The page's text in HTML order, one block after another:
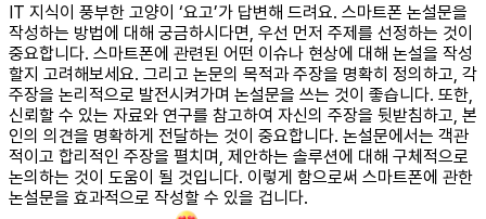
IT 지식이 풍부한 고양이 ‘요고’가 답변해 드려요. 스마트폰 논설문을
작성하는 방법에 대해 궁금하시다면, 우선 먼저 주제를 선정하는 것이
중요합니다. 스마트폰에 관련된 어떤 이슈나 현상에 대해 논설을 작성
할지 고려해보세요. 그리고 논문의 목적과 주장을 명확히 정의하고, 각
주장을 논리적으로 발전시켜가며 논설문을 쓰는 것이 좋습니다. 또한,
신뢰할 수 있는 자료와 연구를 참고하여 자신의 주장을 뒷받침하고, 본
인의 의견을 명확하게 전달하는 것이 중요합니다. 논설문에서는 객관
적이고 합리적인 주장을 펼치며, 제안하는 솔루션에 대해 구체적으로
논의하는 것이 도움이 될 것입니다. 이렇게 함으로써 스마트폰에 관한
논설문을 효과적으로 작성할 수 있을 겁니다.